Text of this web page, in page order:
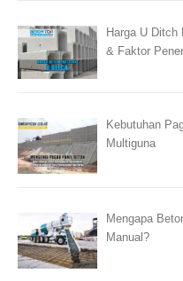
Harga U Ditch
& Faktor
Kebutuhan
Multiguna
Mengapa
Manual?